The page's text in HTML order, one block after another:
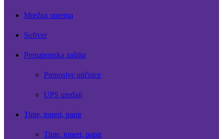
Mrežna oprema
Softver
Prenaponska zaštita
Prenosive utičnice
UPS uređaji
Tinte, toneri, papir
Tinte, toneri, papir